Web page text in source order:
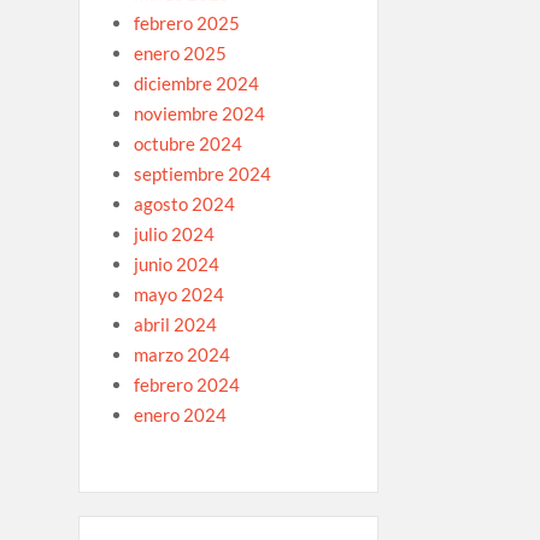
febrero 2025
enero 2025
diciembre 2024
noviembre 2024
octubre 2024
septiembre 2024
agosto 2024
julio 2024
junio 2024
mayo 2024
abril 2024
marzo 2024
febrero 2024
enero 2024